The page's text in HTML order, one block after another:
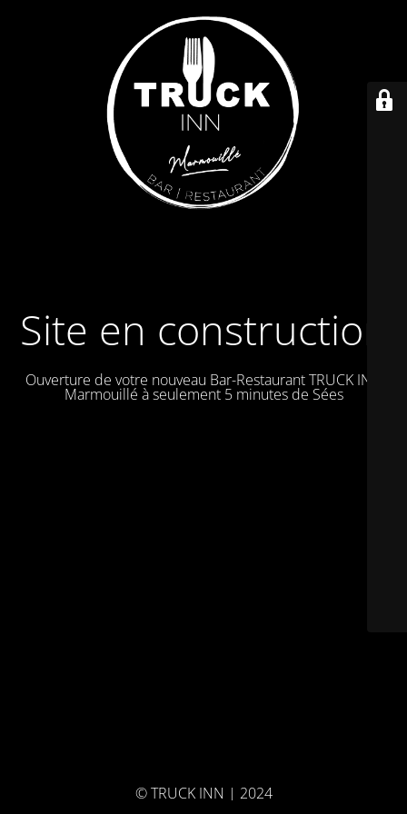
Site en construction
Ouverture de votre nouveau Bar-Restaurant TRUCK IN à
Marmouillé à seulement 5 minutes de Sées
© TRUCK INN | 2024